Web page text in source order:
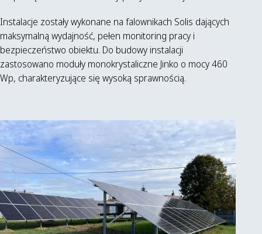
Instalacje zostały wykonane na falownikach Solis dających
maksymalną wydajność, pełen monitoring pracy i
bezpieczeństwo obiektu. Do budowy instalacji
zastosowano moduły monokrystaliczne Jinko o mocy 460
Wp, charakteryzujące się wysoką sprawnością.